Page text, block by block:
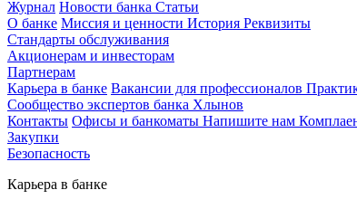
Журнал Новости банка Статьи
О банке Миссия и ценности История Реквизиты
Стандарты обслуживания
Акционерам и инвесторам
Партнерам
Карьера в банке Вакансии для профессионалов
Сообщество экспертов банка Хлынов
Контакты Офисы и банкоматы Напишите нам
Закупки
Безопасность
Карьера в банке